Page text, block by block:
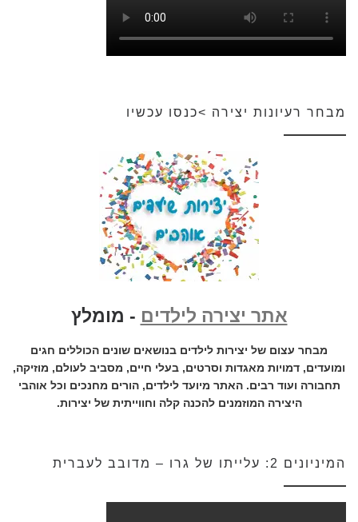
מבחר רעיונות יצירה >כנסו עכשיו
אתר יצירה לילדים - מומלץ
מבחר עצום של יצירות לילדים בנושאים שונים הכוללים חגים
ומועדים, דמויות מאגדות וסרטים, בעלי חיים, מסביב לעולם, מוזיקה,
תחבורה ועוד רבים. האתר מיועד לילדים, הורים מחנכים וכל אוהבי
היצירה המוזמנים להכנה קלה וחווייתית של יצירות.
המיניונים 2: עלייתו של גרו – מדובב לעברית